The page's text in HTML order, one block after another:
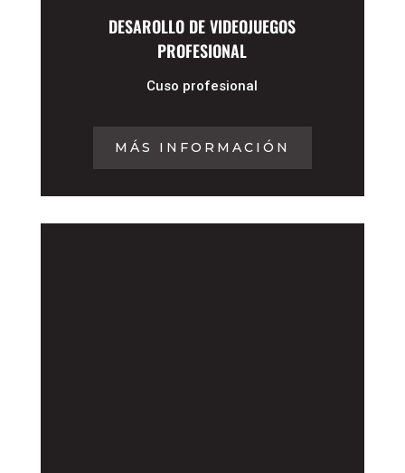
DESAROLLO DE VIDEOJUEGOS
PROFESIONAL
Cuso profesional
MÁS INFORMACIÓN